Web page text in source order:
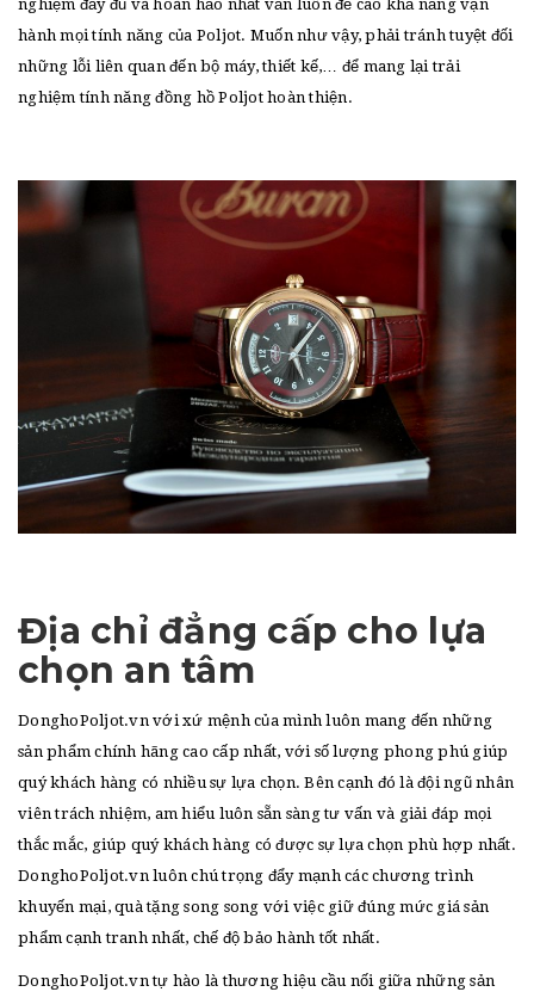
nghiệm đầy đủ và hoàn hảo nhất vẫn luôn đề cao khả năng vận
hành mọi tính năng của Poljot. Muốn như vậy, phải tránh tuyệt đối
những lỗi liên quan đến bộ máy, thiết kế,… để mang lại trải
nghiệm tính năng đồng hồ Poljot hoàn thiện.
Địa chỉ đẳng cấp cho lựa
chọn an tâm
DonghoPoljot.vn với xứ mệnh của mình luôn mang đến những
sản phẩm chính hãng cao cấp nhất, với số lượng phong phú giúp
quý khách hàng có nhiều sự lựa chọn. Bên cạnh đó là đội ngũ nhân
viên trách nhiệm, am hiểu luôn sẵn sàng tư vấn và giải đáp mọi
thắc mắc, giúp quý khách hàng có được sự lựa chọn phù hợp nhất.
DonghoPoljot.vn luôn chú trọng đẩy mạnh các chương trình
khuyến mại, quà tặng song song với việc giữ đúng mức giá sản
phẩm cạnh tranh nhất, chế độ bảo hành tốt nhất.
DonghoPoljot.vn tự hào là thương hiệu cầu nối giữa những sản